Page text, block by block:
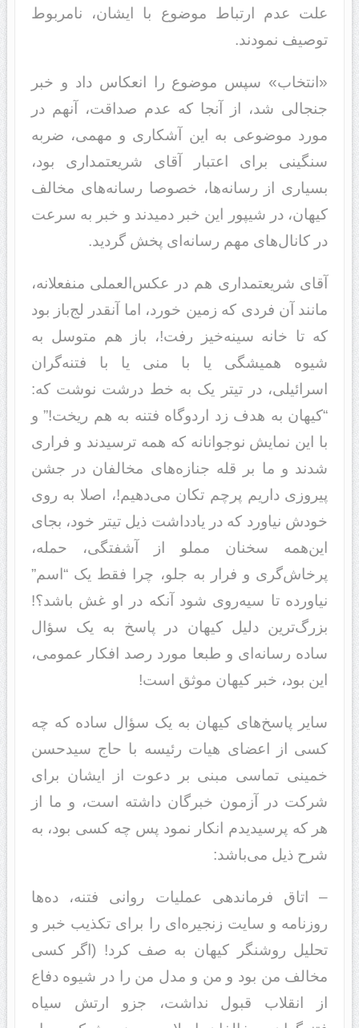
علت عدم ارتباط موضوع با ایشان، نامربوط
توصیف نمودند.
«انتخاب» سپس موضوع را انعکاس داد و خبر
جنجالی شد، از آنجا که عدم صداقت، آنهم در
مورد موضوعی به این آشکاری و مهمی، ضربه
سنگینی برای اعتبار آقای شریعتمداری بود،
بسیاری از رسانه‌ها، خصوصا رسانه‌های مخالف
کیهان، در شیپور این خبر دمیدند و خبر به سرعت
در کانال‌های مهم رسانه‌ای پخش گردید.
آقای شریعتمداری هم در عکس‌العملی منفعلانه،
مانند آن فردی که زمین خورد، اما آنقدر لج‌باز بود
که تا خانه سینه‌خیز رفت!، باز هم متوسل به
شیوه همیشگی یا با منی یا با فتنه‌گران
اسرائیلی، در تیتر یک به خط درشت نوشت که:
“کیهان به هدف زد اردوگاه فتنه به هم ریخت!” و
با این نمایش نوجوانانه که همه ترسیدند و فراری
شدند و ما بر قله جنازه‌های مخالفان در جشن
پیروزی داریم پرچم تکان می‌دهیم!، اصلا به روی
خودش نیاورد که در یادداشت ذیل تیتر خود، بجای
این‌همه سخنان مملو از آشفتگی، حمله،
پرخاش‌گری و فرار به جلو، چرا فقط یک “اسم”
نیاورده تا سیه‌روی شود آنکه در او غش باشد؟!
بزرگ‌ترین دلیل کیهان در پاسخ به یک سؤال
ساده رسانه‌ای و طبعا مورد رصد افکار عمومی،
این بود، خبر کیهان موثق است!
سایر پاسخ‌های کیهان به یک سؤال ساده که چه
کسی از اعضای هیات رئیسه با حاج سیدحسن
خمینی تماسی مبنی بر دعوت از ایشان برای
شرکت در آزمون خبرگان داشته است، و ما از
هر که پرسیدیدم انکار نمود پس چه کسی بود، به
شرح ذیل می‌باشد:
– اتاق فرماندهی عملیات روانی فتنه، ده‌ها
روزنامه و سایت زنجیره‌ای را برای تکذیب خبر و
تحلیل روشنگر کیهان به صف کرد! (اگر کسی
مخالف من بود و من و مدل من را در شیوه دفاع
از انقلاب قبول نداشت، جزو ارتش سیاه